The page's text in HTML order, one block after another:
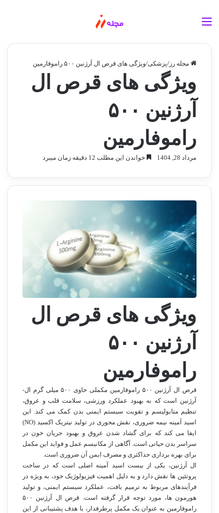
مجله رز/پزشکی/ویژگی های قرص ال آرژنین ۵۰۰ راموفارمین
ویژگی های قرص ال
آرژنین ۵۰۰
راموفارمین
مرداد 28, 1404 خواندن این مطلب 12 دقیقه زمان میبرد
ویژگی های قرص ال
آرژنین ۵۰۰
راموفارمین
قرص ال آرژنین ۵۰۰ راموفارمین مکملی حاوی ۵۰۰ میلی گرم ال-
آرژنین است که به بهبود عملکرد ورزشی، سلامت قلب و عروق،
تنظیم متابولیسم و تقویت سیستم ایمنی بدن کمک می کند. این
اسید آمینه نیمه ضروری، نقش محوری در تولید نیتریک اکسید (NO)
ایفا می کند که برای گشاد شدن عروق و بهبود جریان خون در
سراسر بدن حیاتی است. آگاهی از مکانیسم عمل و فواید این مکمل
برای بهره برداری حداکثری و مصرف ایمن آن ضروری است.
ال آرژنین، یکی از بیست اسید آمینه اصلی است که در ساخت
پروتئین ها نقش دارد و به دلیل اهمیت فیزیولوژیک خود، به ویژه در
فرآیندهای مربوط به ترمیم بافت، عملکرد سیستم ایمنی، و تولید
هورمون ها، مورد توجه قرار گرفته است. قرص ال آرژنین ۵۰۰
راموفارمین به عنوان یک مکمل پرطرفدار، با هدف پشتیبانی از این